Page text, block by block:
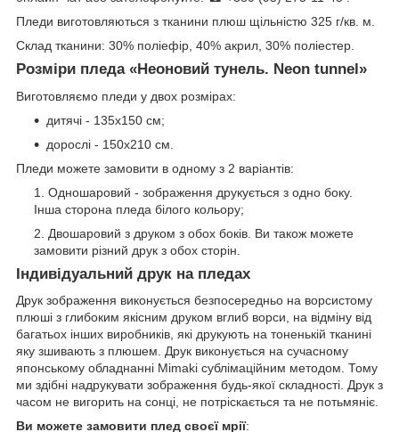
Пледи виготовляються з тканини плюш щільністю 325 г/кв. м.
Склад тканини: 30% поліефір, 40% акрил, 30% поліестер.
Розміри пледа «Неоновий тунель. Neon tunnel»
Виготовляємо пледи у двох розмірах:
дитячі - 135х150 см;
дорослі - 150х210 см.
Пледи можете замовити в одному з 2 варіантів:
Одношаровий - зображення друкується з одно боку.
Інша сторона пледа білого кольору;
Двошаровий з друком з обох боків. Ви також можете
замовити різний друк з обох сторін.
Індивідуальний друк на пледах
Друк зображення виконується безпосередньо на ворсистому
плюші з глибоким якісним друком вглиб ворси, на відміну від
багатьох інших виробників, які друкують на тоненькій тканині
яку зшивають з плюшем. Друк виконується на сучасному
японському обладнанні Mimaki сублімаційним методом. Тому
ми здібні надрукувати зображення будь-якої складності. Друк з
часом не вигорить на сонці, не потріскається та не потьмяніє.
Ви можете замовити плед своєї мрії: